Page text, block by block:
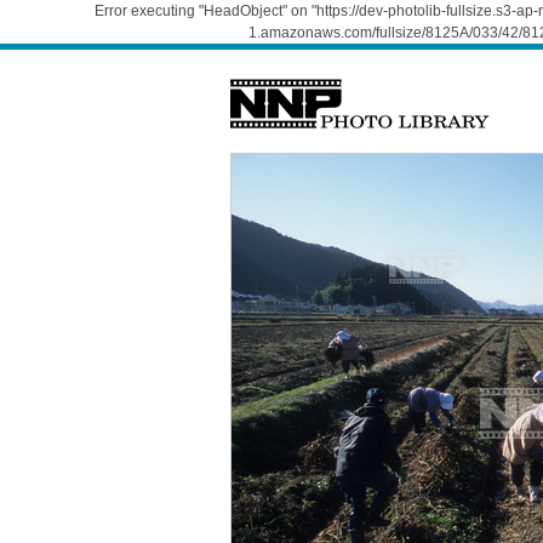
Error executing "HeadObject" on "https://dev-photolib-fullsize.s3-
1.amazonaws.com/fullsize/8125A/033/42/